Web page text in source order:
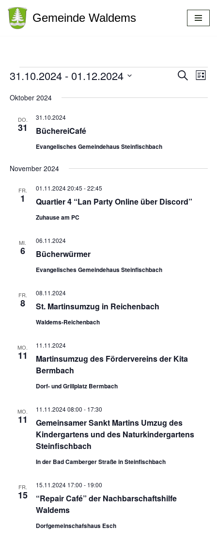
Zum
Gemeinde Waldems
Suche
Liste
31.10.2024 - 01.12.2024
wählen.
Oktober 2024
DO.
31 BüchereiCafé
31.10.2024
Evangelisches Gemeindehaus Steinfischbach
November 2024
FR.
1 Quartier 4 “Lan Party Online über Discord”
01.11.2024 20:45 -22:45
Zuhause am PC
MI.
6 Bücherwürmer
06.11.2024
Evangelisches Gemeindehaus Steinfischbach
FR.
8 St. Martinsumzug in Reichenbach
08.11.2024
Waldems-Reichenbach
MO.
11
Martinsumzug des Fördervereins der Kita
Bermbach
11.11.2024
Dorf- und Grillplatz Bermbach
MO.
11
Gemeinsamer Sankt Martins Umzug des
Kindergartens und des Naturkindergartens
Steinfischbach
11.11.2024 08:00 - 17:30
In der Bad Camberger Straße in Steinfischbach
FR.
15
“Repair Café” der Nachbarschaftshilfe
Waldems
15.11.2024 17:00 - 19:00
Dorfgemeinschafshaus Esch